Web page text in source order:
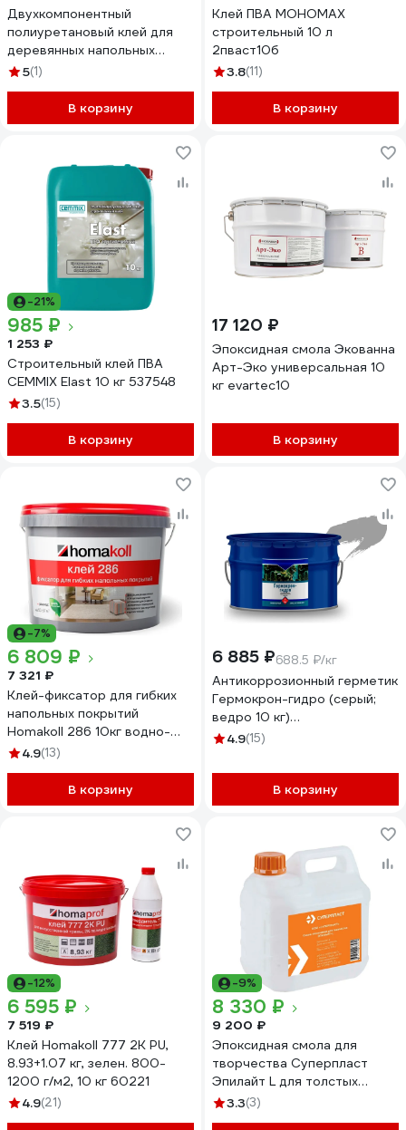
Двухкомпонентный
полиуретановый клей для
деревянных напольных
покрытий. SIKA Bond-2K PU
кг. 761869
5(1)
В корзину
Клей ПВА МОНОМАХ
строительный 10 л
2пваст10б
3.8(11)
В корзину
-21%
985 ₽
1 253 ₽
Строительный клей ПВА
CEMMIX Elast 10 кг 537548
3.5(15)
В корзину
17 120 ₽
Эпоксидная смола Экованна
Арт-Эко универсальная 10
кг evartec10
В корзину
-7%
6 809 ₽
7 321 ₽
Клей-фиксатор для гибких
напольных покрытий
Homakoll 286 10кг водно-
дисперсионный 286-10-19
4.9(13)
В корзину
6 885 ₽688.5 ₽/кг
Антикоррозионный герметик
Гермокрон-гидро (серый;
ведро 10 кг)
4605578000221
4.9(15)
В корзину
-12%
6 595 ₽
7 519 ₽
Клей Homakoll 777 2K PU,
8.93+1.07 кг, зелен. 800-
1200 г/м2, 10 кг 60221
4.9(21)
-9%
8 330 ₽
9 200 ₽
Эпоксидная смола для
творчества Суперпласт
Эпилайт L для толстых
заливок, 10 кг
3.3(3)